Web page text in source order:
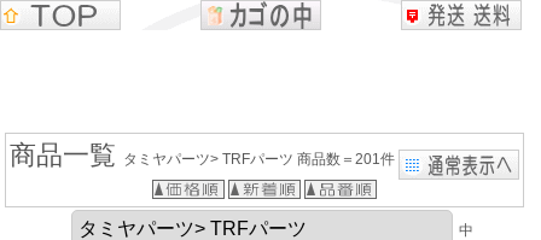
商品一覧 タミヤパーツ> TRFパーツ 商品数＝201件
中